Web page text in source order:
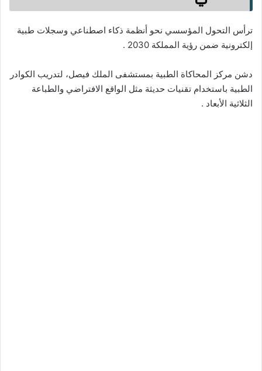
ترأس التحول المؤسسي نحو أنظمة ذكاء اصطناعي وسجلات طبية
إلكترونية ضمن رؤية المملكة 2030 .
دشن مركز المحاكاة الطبية بمستشفى الملك فيصل، لتدريب الكوادر
الطبية باستخدام تقنيات حديثة مثل الواقع الافتراضي والطباعة
الثلاثية الأبعاد .